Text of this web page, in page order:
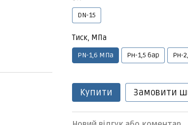
DN-15
Тиск, МПа
PN-1,6 МПа Рн-1,5 бар Рн-
Купити Замовити